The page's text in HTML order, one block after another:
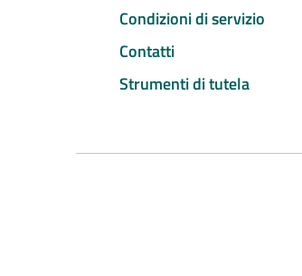
Condizioni di servizio
Contatti
Strumenti di tutela